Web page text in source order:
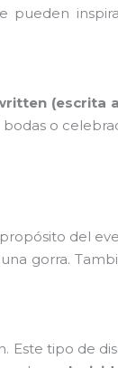
pueden
(escrita
o
del
gorra.
Este tipo de